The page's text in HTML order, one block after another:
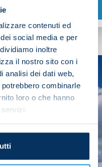
contenuti ed
social media e per
inoltre
il nostro sito con i
analisi dei dati web,
combinarle
loro o che hanno